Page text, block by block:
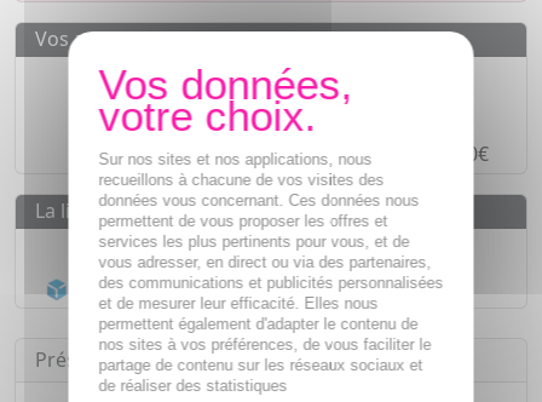
Vos avantages
Des prixIMBATTABLES
Paiement en ligneSÉCURISÉ
Paiement en4 fois sans fraisà partir de 30€
La livraison
Livraison gratuite dès55€
Acheminement Chronoposten 24h*
Présentation
Sur nos sites et nos applications, nous
recueillons à chacune de vos visites des
données vous concernant. Ces données nous
permettent de vous proposer les offres et
services les plus pertinents pour vous, et de
vous adresser, en direct ou via des partenaires,
des communications et publicités personnalisées
et de mesurer leur efficacité. Elles nous
permettent également d'adapter le contenu de
nos sites à vos préférences, de vous faciliter le
partage de contenu sur les réseaux sociaux et
de réaliser des statistiques